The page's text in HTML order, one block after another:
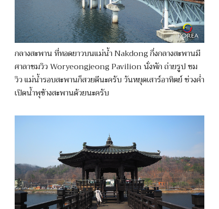
กลางสะพาน ที่ทอดยาวบนแม่น้ำ Nakdong กึ่งกลางสะพานมี
ศาลาชมวิว Woryeongjeong Pavilion นั่งพัก ถ่ายรูป ชม
วิว แม่น้ำรอบสะพานก็สวยดีนะครับ วันหยุดเสาร์อาทิตย์ ช่วงค่ำ
เปิดน้ำพุข้างสะพานด้วยนะครับ